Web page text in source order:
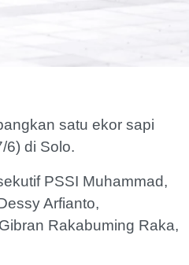
satu ekor sapi
6) di Solo.
PSSI Muhammad,
Arfianto,
Rakabuming Raka,